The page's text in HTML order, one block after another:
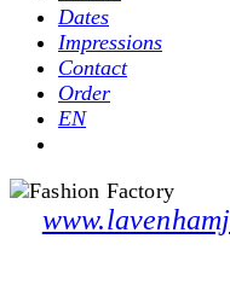
Dates
Impressions
Contact
Order
EN